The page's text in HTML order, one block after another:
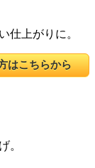
仕上がりに。
はこちらから
。